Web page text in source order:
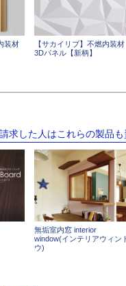
装材
【サカイリブ】不燃内装材
3Dパネル【新柄】
求した人はこれらの製品
無垢室内窓 interior
window(インテリアウィン
ウ)